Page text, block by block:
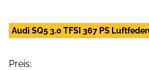
Audi SQ5 3.0 TFSI 367 PS
Preis: